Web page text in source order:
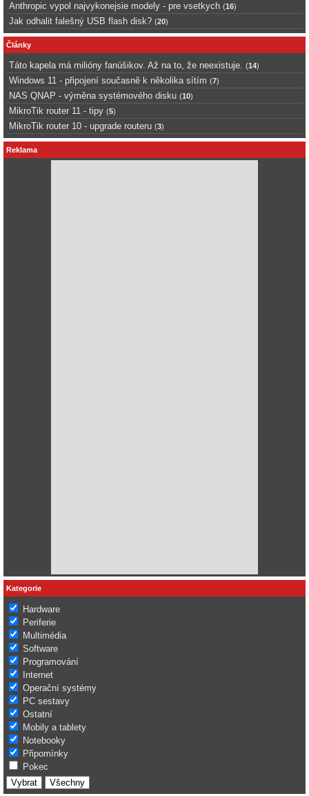
Anthropic vypol najvykonejsie modely - pre vsetkych (16)
Jak odhalit falešný USB flash disk? (20)
Články
Táto kapela má milióny fanúšikov. Až na to, že neexistuje. (14)
Windows 11 - připojení současně k několika sítím (7)
NAS QNAP - výměna systémového disku (10)
MikroTik router 11 - tipy (5)
MikroTik router 10 - upgrade routeru (3)
Reklama
Kategorie
Hardware
Periferie
Multimédia
Software
Programování
Internet
Operační systémy
PC sestavy
Ostatní
Mobily a tablety
Notebooky
Připomínky
Pokec